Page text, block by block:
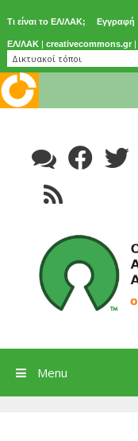
Τι είναι το ΕΛ/ΛΑΚ; Εγγραφή
ΕΛ/ΛΑΚ | creativecommons.gr |
content
Menu